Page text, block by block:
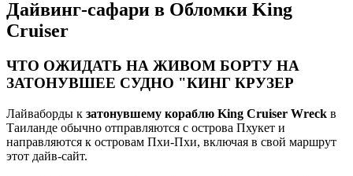
Дайвинг-сафари в Обломки King
Cruiser
ЧТО ОЖИДАТЬ НА ЖИВОМ БОРТУ НА
ЗАТОНУВШЕЕ СУДНО "КИНГ КРУЗЕР
Лайваборды к затонувшему кораблю King Cruiser Wreck в
Таиланде обычно отправляются с острова Пхукет и
направляются к островам Пхи-Пхи, включая в свой маршрут
этот дайв-сайт.